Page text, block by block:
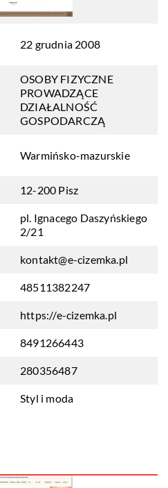
22 grudnia 2008
OSOBY FIZYCZNE
PROWADZĄCE
DZIAŁALNOŚĆ
GOSPODARCZĄ
Warmińsko-mazurskie
12-200 Pisz
pl. Ignacego Daszyńskiego
2/21
kontakt@e-cizemka.pl
48511382247
https://e-cizemka.pl
8491266443
280356487
Styl i moda